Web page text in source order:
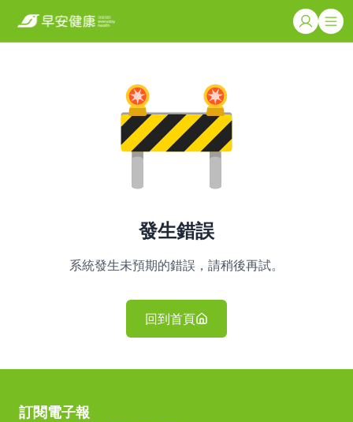
發生錯誤
系統發生未預期的錯誤，請稍後再試。
回到首頁
訂閱電子報